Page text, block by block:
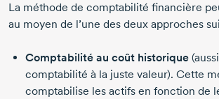
La méthode de comptabilité financière
au moyen de l’une des deux approches
Comptabilité au coût historique
comptabilité à la juste valeur). Cette
comptabilise les actifs en fonction de